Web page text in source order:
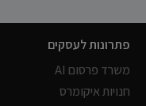
פתרונות לעסקים
משרד פרסום AI
חנויות איקומרס